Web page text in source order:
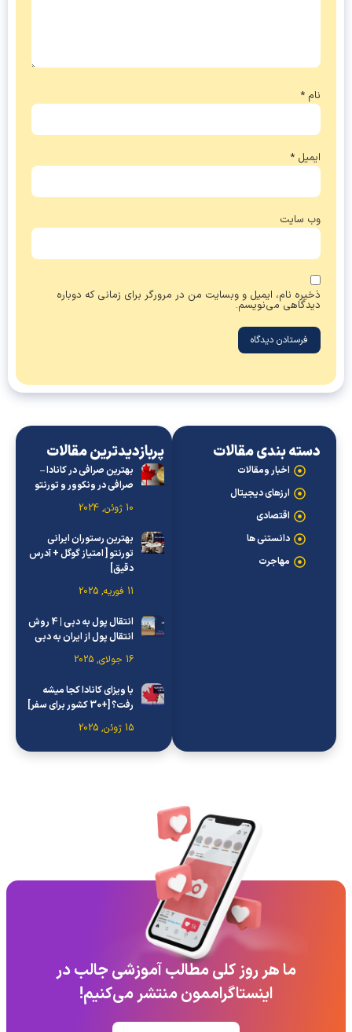
دسته بندی مقالات
اخبار ومقالات
ارزهای دیجیتال
اقتصادی
دانستنی ها
مهاجرت
پربازدیدترین مقالات
بهترین صرافی در کانادا –
صرافی در ونکوور و تورنتو
بهترین رستوران ایرانی
تورنتو [ امتیاز گوگل + آدرس
انتقال پول به دبی | 4 روش
انتقال پول از ایران به دبی
با ویزای کانادا کجا میشه
رفت؟ [+30 کشور برای سفر]
*
وب‌ سایت
ذخیره نام، ایمیل و وبسایت من در مرورگر برای زمانی که دوباره
دیدگاهی می‌نویسم.
ما هر روز کلی مطالب آموزشی جالب در
اینستاگراممون منتشر می‌کنیم!